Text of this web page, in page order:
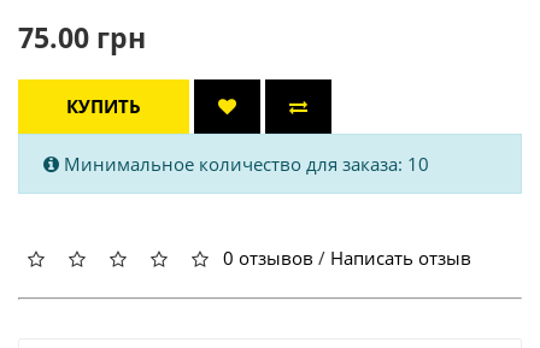
75.00 грн
КУПИТЬ
Минимальное количество для заказа: 10
0 отзывов / Написать отзыв